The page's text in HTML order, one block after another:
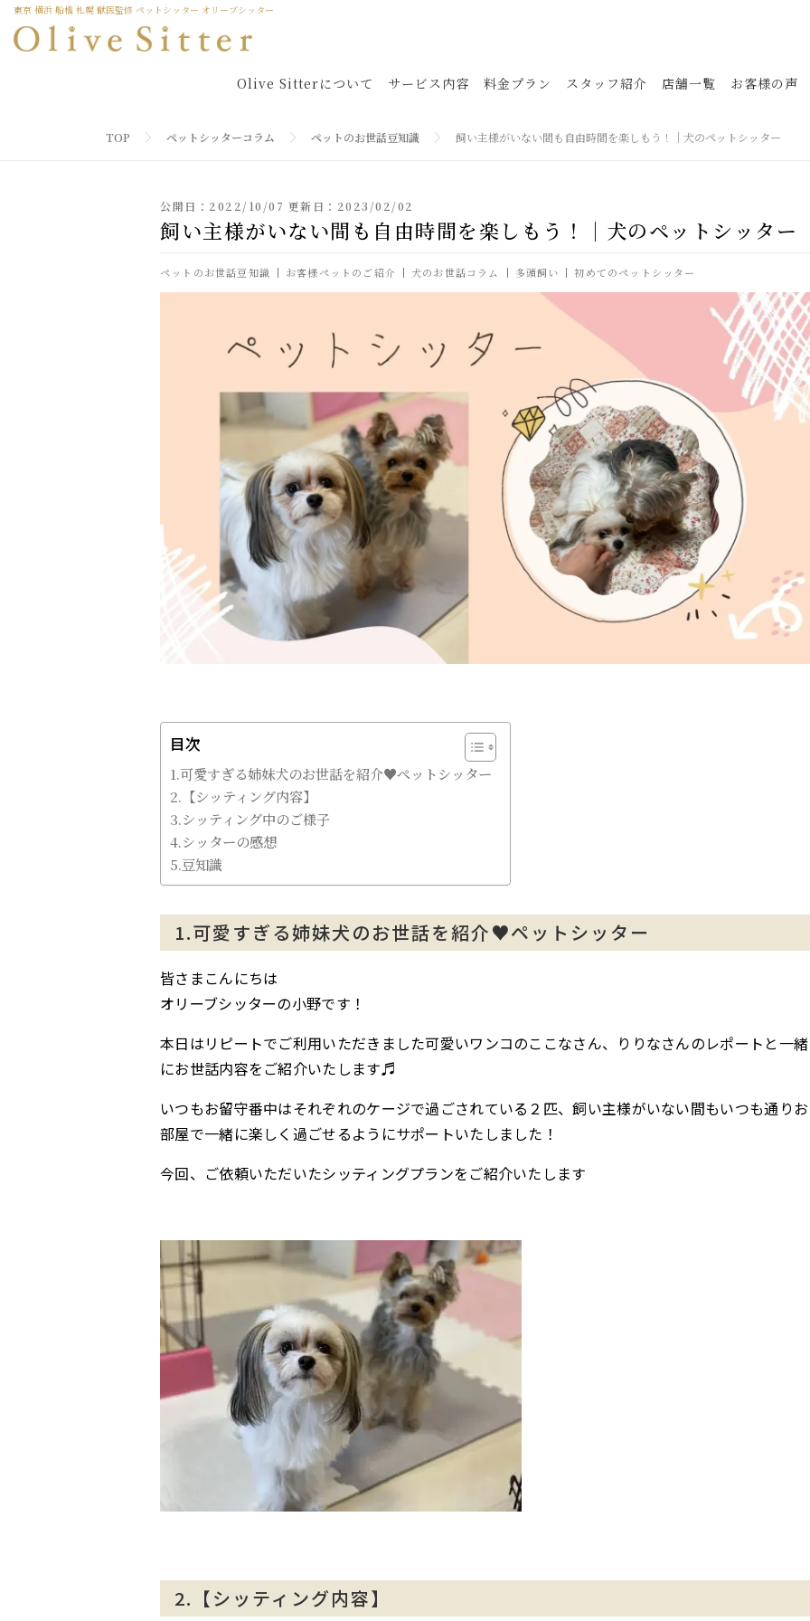
東京 横浜 船橋 札幌 獣医監修 ペットシッター オリーブシッター
Olive Sitterについて サービス内容 料金プラン スタッフ紹介 店舗一覧 お客様の声
TOP ペットシッターコラム ペットのお世話豆知識 飼い主様がいない間も自由時間を楽しもう！｜犬のペットシッター
公開日：2022/10/07 更新日：2023/02/02
飼い主様がいない間も自由時間を楽しもう！｜犬のペットシッター
ペットのお世話豆知識 お客様ペットのご紹介 犬のお世話コラム 多頭飼い 初めてのペットシッター
目次
1.可愛すぎる姉妹犬のお世話を紹介♥ペットシッター
2.【シッティング内容】
3.シッティング中のご様子
4.シッターの感想
5.豆知識
1.可愛すぎる姉妹犬のお世話を紹介♥ペットシッター
皆さまこんにちは
オリーブシッターの小野です！
本日はリピートでご利用いただきました可愛いワンコのここなさん、りりなさんのレポートと一緒
にお世話内容をご紹介いたします♬
いつもお留守番中はそれぞれのケージで過ごされている２匹、飼い主様がいない間もいつも通りお
部屋で一緒に楽しく過ごせるようにサポートいたしました！
今回、ご依頼いただいたシッティングプランをご紹介いたします
2.【シッティング内容】